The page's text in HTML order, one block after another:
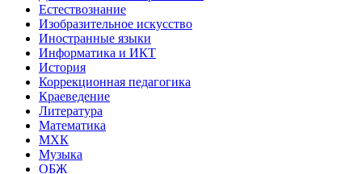
Естествознание
Изобразительное искусство
Иностранные языки
Информатика и ИКТ
История
Коррекционная педагогика
Краеведение
Литература
Математика
МХК
Музыка
ОБЖ